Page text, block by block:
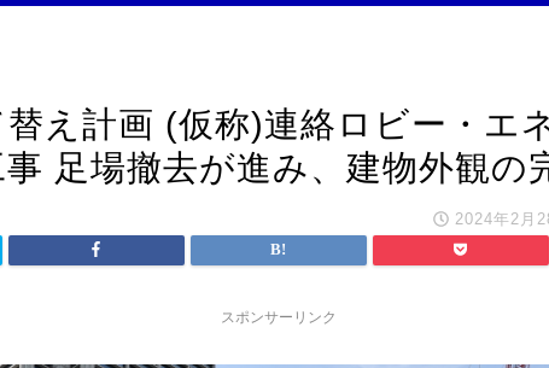
え計画 (仮称)連絡ロビー・エ
足場撤去が進み、建物外観の
2024年2月
スポンサーリンク